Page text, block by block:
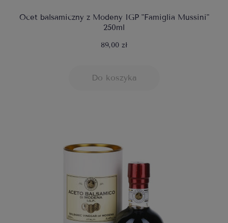
Ocet balsamiczny z Modeny IGP "Famiglia Mussini"
250ml
89,00 zł
Do koszyka